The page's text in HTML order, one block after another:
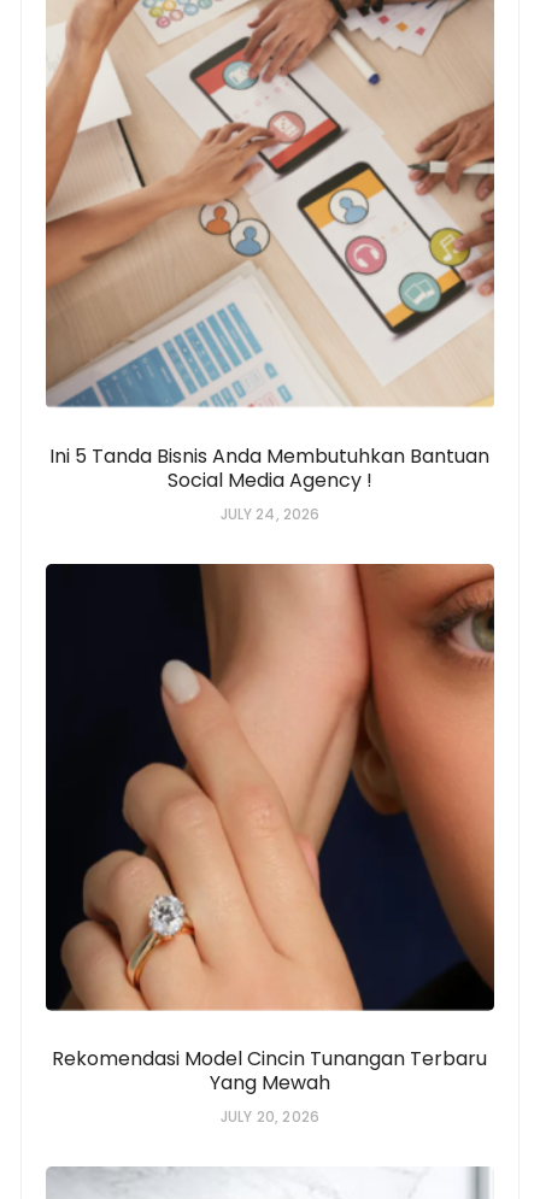
Ini 5 Tanda Bisnis Anda Membutuhkan Bantuan
Social Media Agency !
JULY 24, 2026
Rekomendasi Model Cincin Tunangan Terbaru
Yang Mewah
JULY 20, 2026